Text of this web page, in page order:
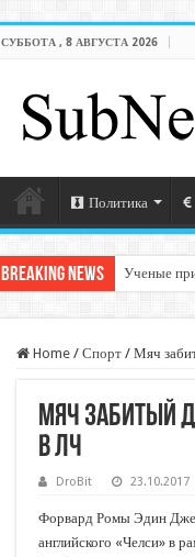
СУББОТА , 8 АВГУСТА 2026
Политика
Breaking News Ученые
Home / Спорт / Мяч
Мяч забитый
в ЛЧ
DroBit 23.10.2017
Форвард Ромы Эдин
английского «Челси» в